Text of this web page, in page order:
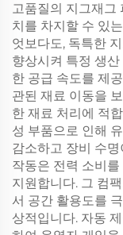
고품질의 지그재그
치를 차지할 수 있
엇보다도, 독특한
향상시켜 특정 생
한 공급 속도를 제
관된 재료 이동을
한 재료 처리에 적
성 부품으로 인해
감소하고 장비 수
작동은 전력 소비
지원합니다. 그 컴
서 공간 활용도를
상적입니다. 자동